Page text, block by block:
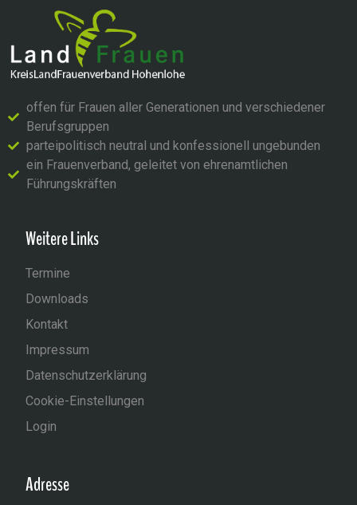
offen für Frauen aller Generationen und verschiedener
Berufsgruppen
parteipolitisch neutral und konfessionell ungebunden
ein Frauenverband, geleitet von ehrenamtlichen
Führungskräften
Weitere Links
Termine
Downloads
Kontakt
Impressum
Datenschutzerklärung
Cookie-Einstellungen
Login
Adresse